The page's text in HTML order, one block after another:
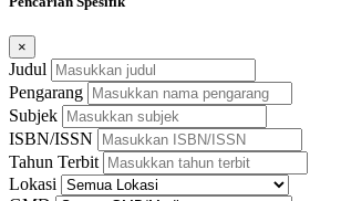
×
Judul
Pengarang
Subjek
ISBN/ISSN
Tahun Terbit
Lokasi